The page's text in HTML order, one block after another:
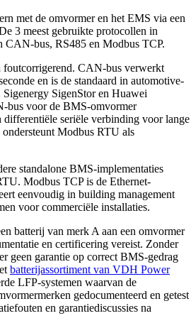
met de omvormer en het EMS via een
3 meest gebruikte protocollen in
CAN-bus, RS485 en Modbus TCP.
foutcorrigerend. CAN-bus verwerkt
en is de standaard in automotive-
Sigenergy SigenStor en Huawei
voor de BMS-omvormer
differentiële seriële verbinding voor lange
Modbus RTU als
standalone BMS-implementaties
Modbus TCP is de Ethernet-
eenvoudig in building management
voor commerciële installaties.
batterij van merk A aan een omvormer
en certificering vereist. Zonder
geen garantie op correct BMS-gedrag
batterijassortiment van VDH Power
LFP-systemen waarvan de
gedocumenteerd en getest
en garantiediscussies na